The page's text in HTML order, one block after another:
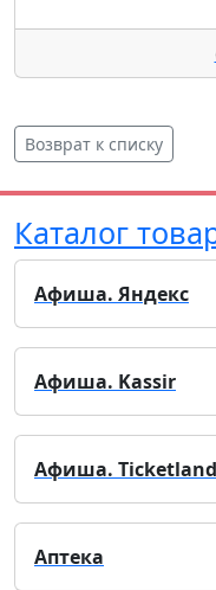
Возврат к списку
Каталог
Афиша. Яндекс
Афиша. Kassir
Афиша. Ticketland
Аптека